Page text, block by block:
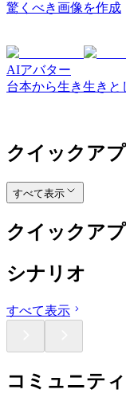
驚くべき画像を作成
AIアバター
台本から生き生き
クイックアプ
すべて表示
クイックアプ
シナリオ
すべて表示
コミュニティ